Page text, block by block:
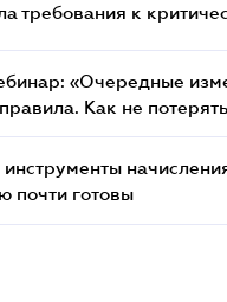
требования к
«Очередные
Как не
почти готовы